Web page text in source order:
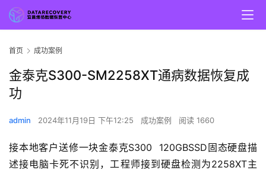
首页 成功案例
金泰克S300-SM2258XT通病数据恢复成
功
admin 2024年11月19日 下午12:25 成功案例 阅读 1660
接本地客户送修一块金泰克S300  120GBSSD固态硬盘描
述接电脑卡死不识别，工程师接到硬盘检测为2258XT主